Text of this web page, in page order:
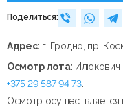
Поделиться:
Адрес: г. Гродно, пр.
Осмотр лота: Илюкович
+375 29 587 94 73.
Осмотр осуществляется